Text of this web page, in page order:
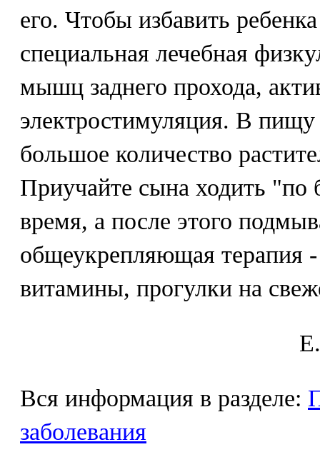
его. Чтобы избавить
специальная лечебная
мышц заднего прохода,
электростимуляция. В
большое количество
Приучайте сына ходить
время, а после этого
общеукрепляющая терапия
витамины, прогулки на
Вся информация в разделе:
заболевания